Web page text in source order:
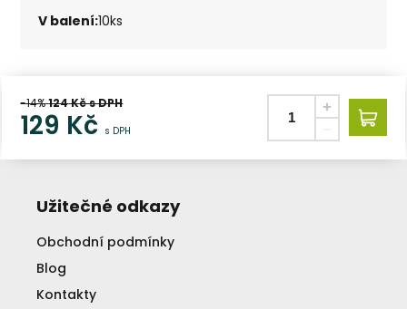
V balení:10ks
-14%124Kč s DPH
129 Kč s DPH
Užitečné odkazy
Obchodní podmínky
Blog
Kontakty